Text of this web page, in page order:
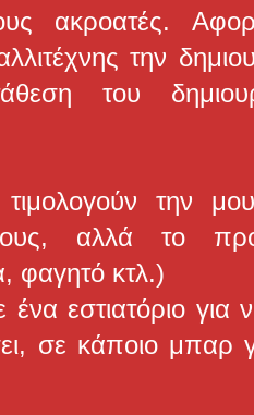
ακροατές.
την
του
την
αλλά το
φαγητό κτλ.)
εστιατόριο για
σε κάποιο μπαρ